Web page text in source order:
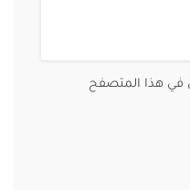
في هذا المتصفح